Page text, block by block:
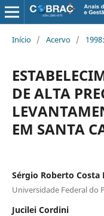
Início / Acervo /
DE ALTA
EM SANTA
Sérgio Roberto Costa
Universidade Federal do
Jucilei Cordini